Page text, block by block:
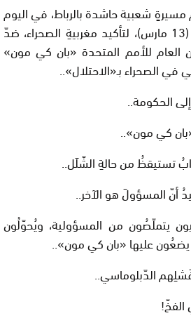
شعبية حاشدة بالرباط، في اليوم
الوطني للمجتمع المدني (13 مارس)، لتأكيد مغربيةِ الصحراء، ضدّ
العام للأمم المتحدة «بان كي مون»
الصحراء بـ«الاحتلال»..
الحكومة..
كي مون»..
تستيقظُ من حالةِ الشّلَل..
أنّ المسؤولَ هو الآخر..
يتملّصُون من المسؤولية، ويُحوّلُون
عليها «بان كي مون»..
الدّبلوماسي..